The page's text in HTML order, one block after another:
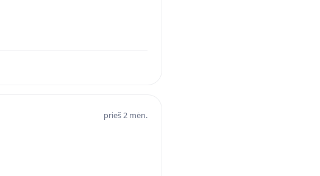
prieš 2 mėn.